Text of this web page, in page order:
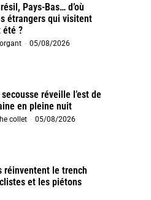
Pays-Bas… d’où
étrangers qui visitent
été ?
- 05/08/2026
réveille l’est de
en pleine nuit
collet - 05/08/2026
réinventent le trench
et les piétons